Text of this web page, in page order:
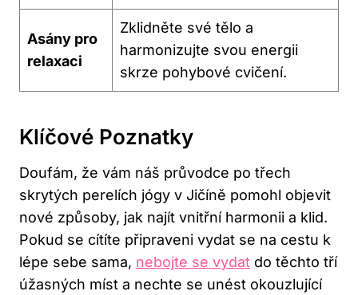
Asány pro
relaxaci
Zklidněte své tělo a
harmonizujte svou energii
skrze pohybové cvičení.
Klíčové Poznatky
Doufám, že vám náš průvodce po třech
skrytých perelích jógy v Jičíně pomohl objevit
nové způsoby, jak najít vnitřní harmonii a klid.
Pokud se cítíte připraveni vydat se na cestu k
lépe sebe sama, nebojte se vydat do těchto tří
úžasných míst a nechte se unést okouzlující